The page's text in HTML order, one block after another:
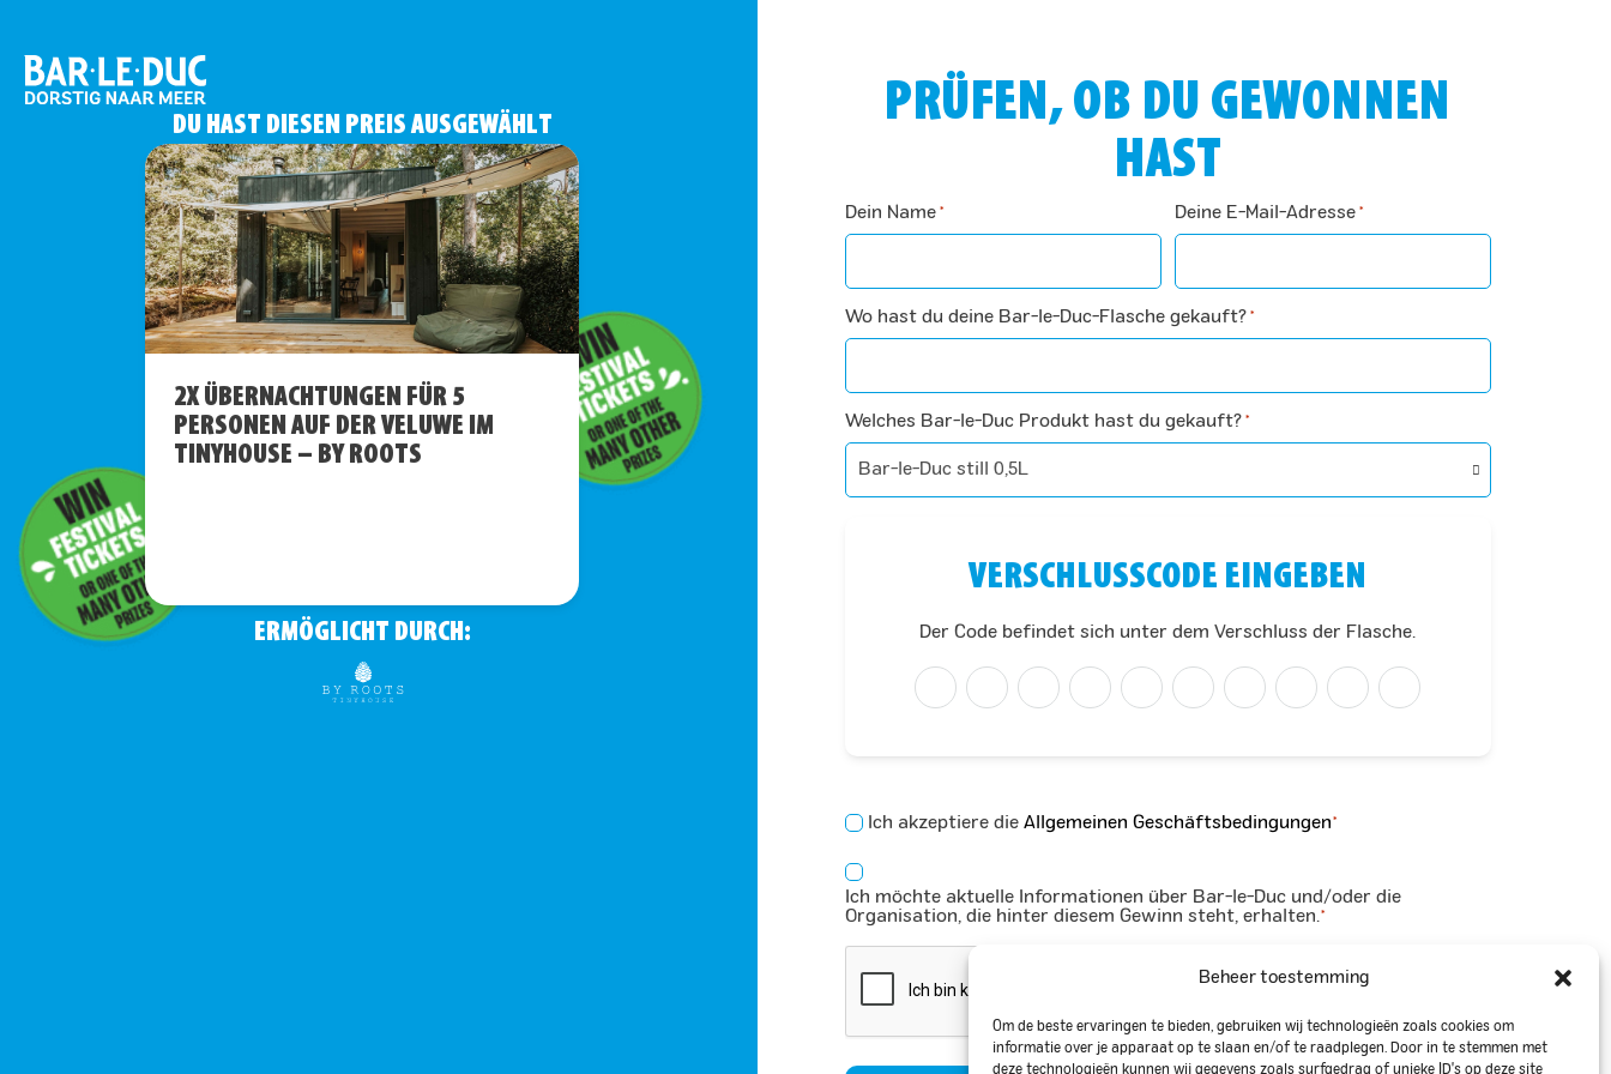
Beheer toestemming
Om de beste ervaringen te bieden, gebruiken wij technologieën zoals cookies om
informatie over je apparaat op te slaan en/of te raadplegen. Door in te stemmen met
deze technologieën kunnen wij gegevens zoals surfgedrag of unieke ID's op deze site
DU HAST DIESEN PREIS AUSGEWÄHLT
2X ÜBERNACHTUNGEN FÜR 5
PERSONEN AUF DER VELUWE IM
TINYHOUSE – BY ROOTS
ERMÖGLICHT DURCH:
PRÜFEN, OB DU GEWONNEN
HAST
Dein Name * Deine E-Mail-Adresse *
Wo hast du deine Bar-le-Duc-Flasche gekauft? *
Welches Bar-le-Duc Produkt hast du gekauft? *
VERSCHLUSSCODE EINGEBEN
Der Code befindet sich unter dem Verschluss der Flasche.
Zustimmung
Ich akzeptiere die Allgemeinen Geschäftsbedingungen*
Zustimmung
*
Ich möchte aktuelle Informationen über Bar-le-Duc und/oder die
Organisation, die hinter diesem Gewinn steht, erhalten.*
CAPTCHA